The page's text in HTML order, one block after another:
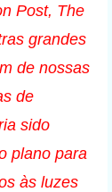
Post, The
grandes
de nossas
de
sido
plano para
às luzes